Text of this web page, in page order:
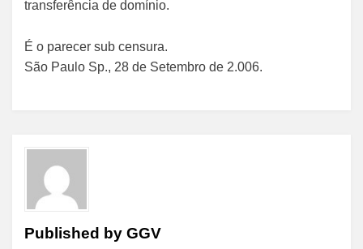
transferência de domínio.
É o parecer sub censura.
São Paulo Sp., 28 de Setembro de 2.006.
Published by GGV